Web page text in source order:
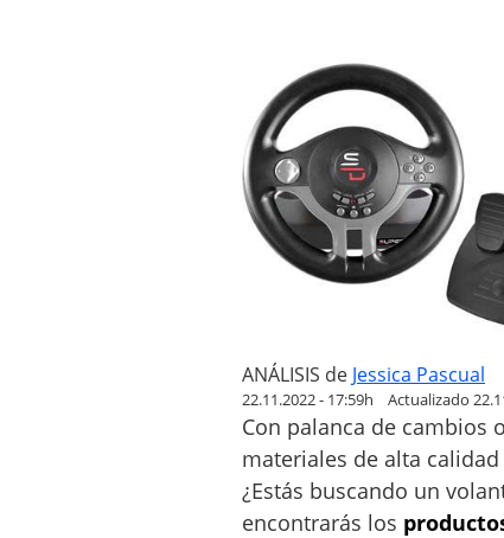
ANÁLISIS de Jessica Pascual
22.11.2022 - 17:59h Actualizado
Con palanca de cambios
materiales de alta
¿Estás buscando un
encontrarás los